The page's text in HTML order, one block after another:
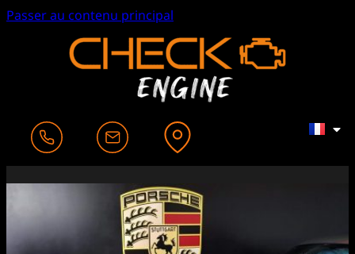
Passer au contenu principal